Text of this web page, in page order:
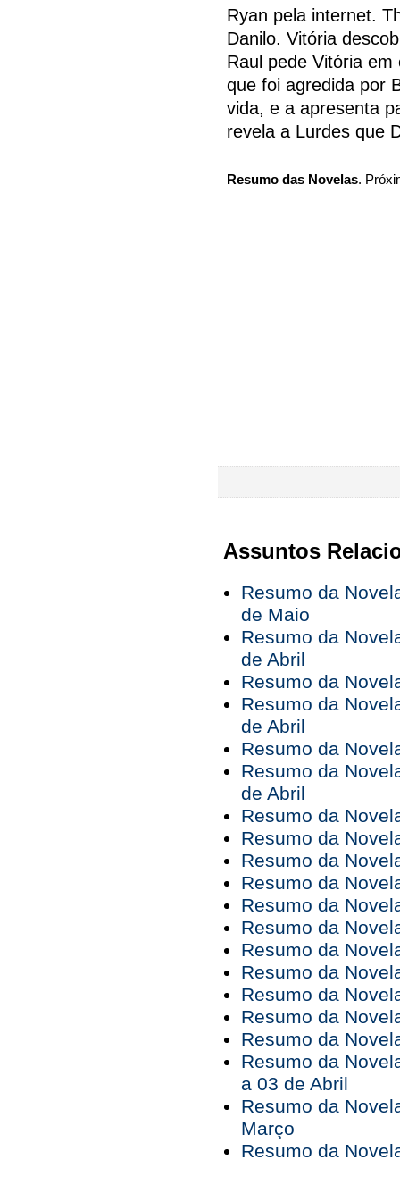
Ryan pela internet.
Danilo. Vitória
Raul pede Vitória
que foi agredida por
vida, e a apresenta
revela a Lurdes que
Resumo das Novelas.
Assuntos
Resumo da
de Maio
Resumo da
de Abril
Resumo da
Resumo da
de Abril
Resumo da
Resumo da
de Abril
Resumo da
Resumo da
Resumo da
Resumo da
Resumo da
Resumo da
Resumo da
Resumo da
Resumo da
Resumo da
Resumo da
Resumo da
a 03 de Abril
Resumo da
Março
Resumo da